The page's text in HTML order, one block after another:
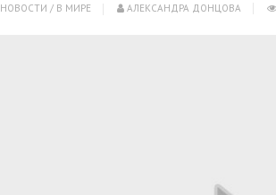
НОВОСТИ / В МИРЕ АЛЕКСАНДРА ДОНЦОВА